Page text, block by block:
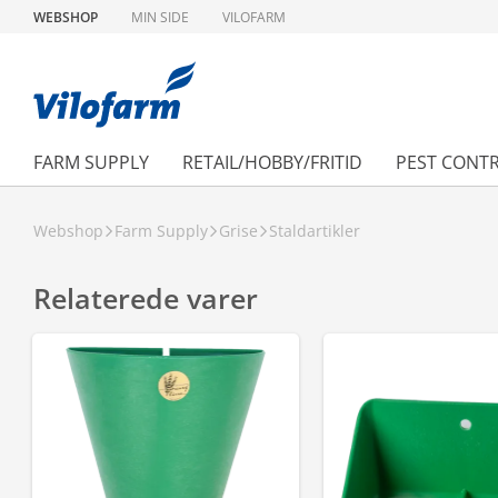
WEBSHOP MIN SIDE VILOFARM
FARM SUPPLY RETAIL/HOBBY/FRITID PEST
Webshop Farm Supply Grise Staldartikler
Relaterede varer